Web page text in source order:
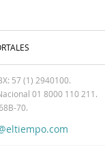
57 (1) 2940100.
01 8000 110 211.
70.